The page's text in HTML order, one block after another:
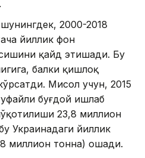
2000-2018
йиллик фон
қайд этишади. Бу
балки қишлоқ
Мисол учун, 2015
буғдой ишлаб
23,8 миллион
Украинадаги йиллик
миллион тонна) ошади.